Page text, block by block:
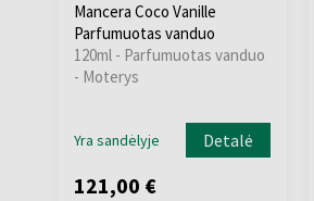
Mancera Coco Vanille
Parfumuotas vanduo
120ml - Parfumuotas vanduo
- Moterys
Yra sandėlyje Detalė
121,00 €